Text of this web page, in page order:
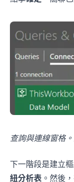
查詢與連線窗格
下一階段是建立
紐分析表 。然後